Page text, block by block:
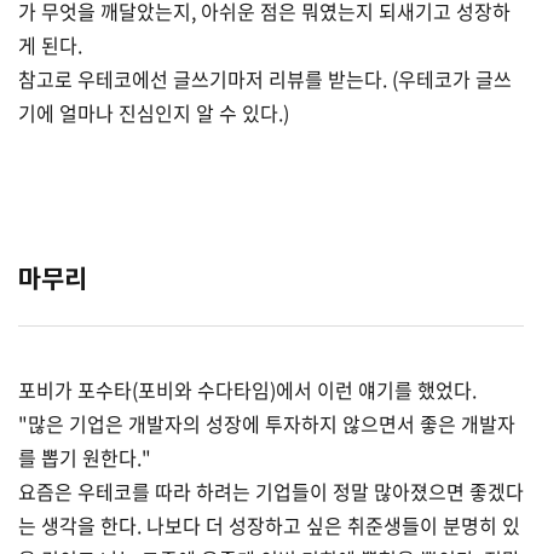
가 무엇을 깨달았는지, 아쉬운 점은 뭐였는지 되새기고 성장하
게 된다.
참고로 우테코에선 글쓰기마저 리뷰를 받는다. (우테코가 글쓰
기에 얼마나 진심인지 알 수 있다.)
마무리
포비가 포수타(포비와 수다타임)에서 이런 얘기를 했었다.
"많은 기업은 개발자의 성장에 투자하지 않으면서 좋은 개발자
를 뽑기 원한다."
요즘은 우테코를 따라 하려는 기업들이 정말 많아졌으면 좋겠다
는 생각을 한다. 나보다 더 성장하고 싶은 취준생들이 분명히 있